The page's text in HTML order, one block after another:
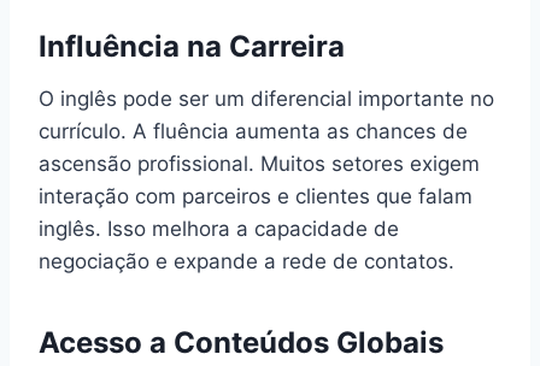
Influência na Carreira
O inglês pode ser um diferencial importante no
currículo. A fluência aumenta as chances de
ascensão profissional. Muitos setores exigem
interação com parceiros e clientes que falam
inglês. Isso melhora a capacidade de
negociação e expande a rede de contatos.
Acesso a Conteúdos Globais